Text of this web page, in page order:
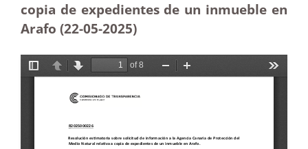
copia de expedientes de un inmueble en
Arafo (22-05-2025)